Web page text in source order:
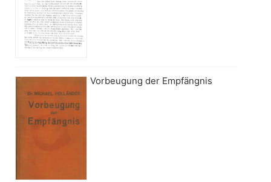
Vorbeugung der Empfängnis